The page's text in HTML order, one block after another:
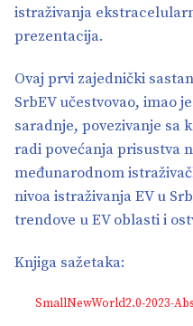
istraživanja
prezentacija.
Ovaj prvi zajednički
SrbEV učestvovao, imao
saradnje, povezivanje sa
radi povećanja prisustva
međunarodnom
nivoa istraživanja EV u
trendove u EV oblasti i
Knjiga sažetaka:
SmallNewWorld2.0-2023-